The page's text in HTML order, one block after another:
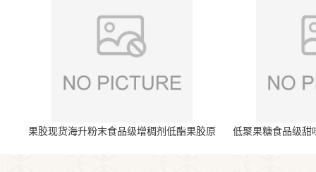
果胶现货海升粉末食品级增稠剂低酯果胶原
低聚果糖食品级甜